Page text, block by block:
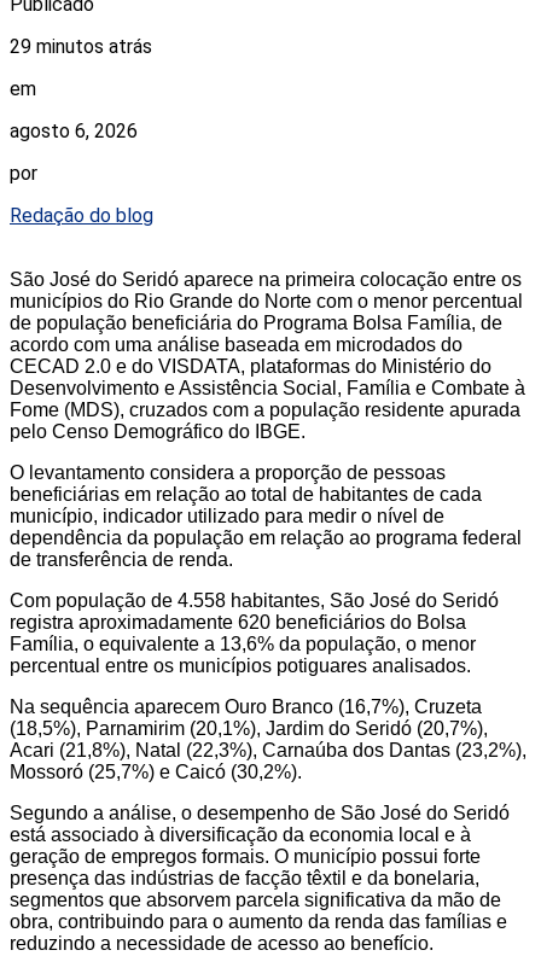
Publicado
29 minutos atrás
em
agosto 6, 2026
por
Redação do blog
São José do Seridó aparece na primeira colocação entre os
municípios do Rio Grande do Norte com o menor percentual
de população beneficiária do Programa Bolsa Família, de
acordo com uma análise baseada em microdados do
CECAD 2.0 e do VISDATA, plataformas do Ministério do
Desenvolvimento e Assistência Social, Família e Combate à
Fome (MDS), cruzados com a população residente apurada
pelo Censo Demográfico do IBGE.
O levantamento considera a proporção de pessoas
beneficiárias em relação ao total de habitantes de cada
município, indicador utilizado para medir o nível de
dependência da população em relação ao programa federal
de transferência de renda.
Com população de 4.558 habitantes, São José do Seridó
registra aproximadamente 620 beneficiários do Bolsa
Família, o equivalente a 13,6% da população, o menor
percentual entre os municípios potiguares analisados.
Na sequência aparecem Ouro Branco (16,7%), Cruzeta
(18,5%), Parnamirim (20,1%), Jardim do Seridó (20,7%),
Acari (21,8%), Natal (22,3%), Carnaúba dos Dantas (23,2%),
Mossoró (25,7%) e Caicó (30,2%).
Segundo a análise, o desempenho de São José do Seridó
está associado à diversificação da economia local e à
geração de empregos formais. O município possui forte
presença das indústrias de facção têxtil e da bonelaria,
segmentos que absorvem parcela significativa da mão de
obra, contribuindo para o aumento da renda das famílias e
reduzindo a necessidade de acesso ao benefício.